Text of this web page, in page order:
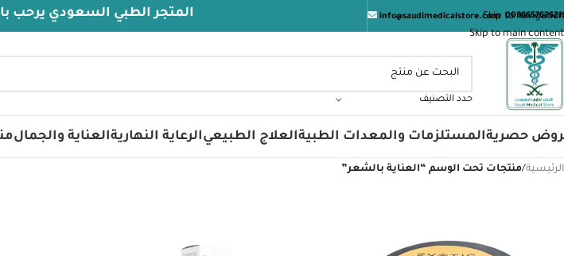
Skip to navigation
Skip to main content
info@saudimedicalstore.com المتجر الطبي السعودي يرحب
حدد التصنيف
حصريةالمستلزمات والمعدات الطبيةالعلاج الطبيعيالرعاية النهاريةالعناية والجمال
الرئيسية/منتجات تحت الوسم “العناية بالشعر”